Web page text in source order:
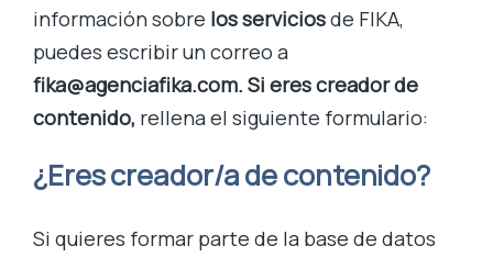
información sobre los serviciosde FIKA,
puedes escribir un correo a
fika@agenciafika.com. Si eres creador de
contenido, rellena el siguiente formulario:
¿Eres creador/a de contenido?
Si quieres formar parte de la base de datos